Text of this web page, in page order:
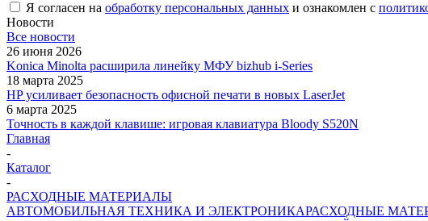
Я согласен на обработку персональных данных и ознакомлен с
Новости
Все новости
26 июня 2026
Konica Minolta расширила линейку МФУ bizhub i-Series
18 марта 2025
HP усиливает безопасность офисной печати в новых LaserJet
6 марта 2025
Точность в каждой клавише: игровая клавиатура Bloody S520N
Главная
-
Каталог
-
РАСХОДНЫЕ МАТЕРИАЛЫ
АВТОМОБИЛЬНАЯ ТЕХНИКА И ЭЛЕКТРОНИКАРАСХОДНЫЕ